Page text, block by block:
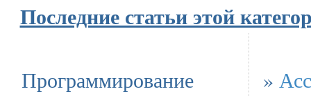
Последние статьи этой
Программирование
»